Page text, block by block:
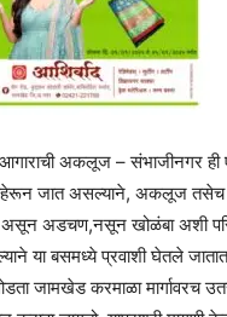
अकलूज – संभाजीनगर
जात असल्याने, अकलूज
असून अडचण,नसून खोळंबा अशी
या बसमध्ये प्रवाशी घेतले
जामखेड करमाळा मार्गावरच